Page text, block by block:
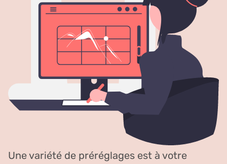
Une variété de préréglages est à votre